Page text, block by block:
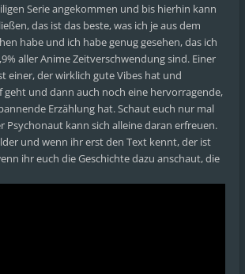
Serie angekommen und bis hierhin kann
das ist das beste, was ich je aus dem
habe und ich habe genug gesehen, das ich
aller Anime Zeitverschwendung sind. Einer
einer, der wirklich gute Vibes hat und
geht und dann auch noch eine hervorragende,
Erzählung hat. Schaut euch nur mal
Psychonaut kann sich alleine daran erfreuen.
und wenn ihr erst den Text kennt, der ist
ihr euch die Geschichte dazu anschaut, die